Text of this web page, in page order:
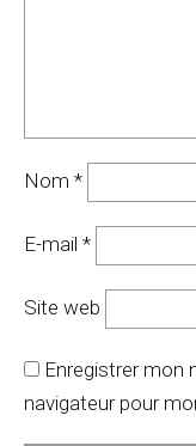
Nom *
E-mail *
Site web
Enregistrer mon
navigateur pour